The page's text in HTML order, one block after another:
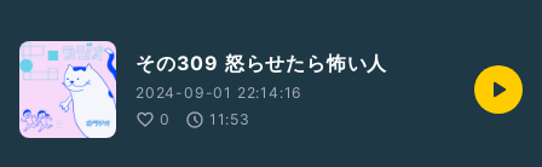
その309 怒らせたら怖い人
2024-09-01 22:14:16
0
11:53